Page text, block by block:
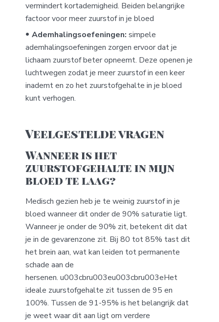
vermindert kortademigheid. Beiden belangrijke
factoor voor meer zuurstof in je bloed
Ademhalingsoefeningen: simpele
ademhalingsoefeningen zorgen ervoor dat je
lichaam zuurstof beter opneemt. Deze openen je
luchtwegen zodat je meer zuurstof in een keer
inademt en zo het zuurstofgehalte in je bloed
kunt verhogen.
Veelgestelde vragen
Wanneer is het
zuurstofgehalte in mijn
bloed te laag?
Medisch gezien heb je te weinig zuurstof in je
bloed wanneer dit onder de 90% saturatie ligt.
Wanneer je onder de 90% zit, betekent dit dat
je in de gevarenzone zit. Bij 80 tot 85% tast dit
het brein aan, wat kan leiden tot permanente
schade aan de
hersenen. u003cbru003eu003cbru003eHet
ideale zuurstofgehalte zit tussen de 95 en
100%. Tussen de 91-95% is het belangrijk dat
je weet waar dit aan ligt om verdere